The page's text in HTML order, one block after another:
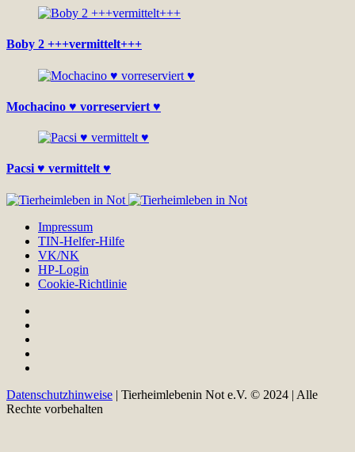
Boby 2 +++vermittelt+++
Mochacino ♥ vorreserviert ♥
Pacsi ♥ vermittelt ♥
Impressum
TIN-Helfer-Hilfe
VK/NK
HP-Login
Cookie-Richtlinie
Datenschutzhinweise | Tierheimlebenin Not e.V. © 2024 | Alle
Rechte vorbehalten